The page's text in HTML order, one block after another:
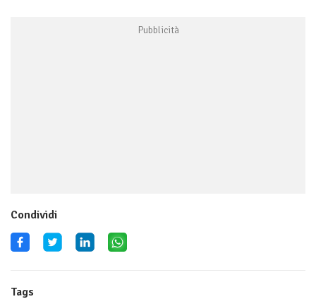
Condividi
Tags